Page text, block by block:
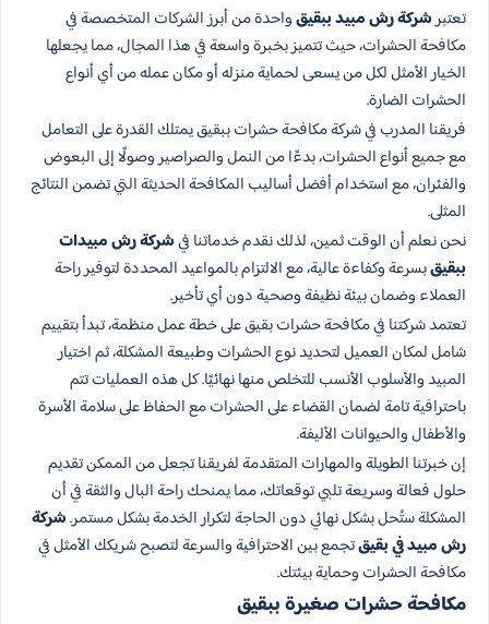
تعتبرشركة رش مبيد ببقيقواحدة من أبرز الشركات المتخصصة في
مكافحة الحشرات، حيث تتميز بخبرة واسعة في هذا المجال، مما يجعلها
الخيار الأمثل لكل من يسعى لحماية منزله أو مكان عمله من أي أنواع
الحشرات الضارة.
فريقنا المدرب في شركة مكافحة حشرات ببقيق يمتلك القدرة على التعامل
مع جميع أنواع الحشرات، بدءًا من النمل والصراصير وصولًا إلى البعوض
والفئران، مع استخدام أفضل أساليب المكافحة الحديثة التي تضمن النتائج
المثلى.
نحن نعلم أن الوقت ثمين، لذلك نقدم خدماتنا فيشركة رش مبيدات
ببقيقبسرعة وكفاءة عالية، مع الالتزام بالمواعيد المحددة لتوفير راحة
العملاء وضمان بيئة نظيفة وصحية دون أي تأخير.
تعتمد شركتنا في مكافحة حشرات بقيق على خطة عمل منظمة، تبدأ بتقييم
شامل لمكان العميل لتحديد نوع الحشرات وطبيعة المشكلة، ثم اختيار
المبيد والأسلوب الأنسب للتخلص منها نهائيًا. كل هذه العمليات تتم
باحترافية تامة لضمان القضاء على الحشرات مع الحفاظ على سلامة الأسرة
والأطفال والحيوانات الأليفة.
إن خبرتنا الطويلة والمهارات المتقدمة لفريقنا تجعل من الممكن تقديم
حلول فعالة وسريعة تلبي توقعاتك، مما يمنحك راحة البال والثقة في أن
المشكلة ستُحل بشكل نهائي دون الحاجة لتكرار الخدمة بشكل مستمر.شركة
رش مبيد في بقيقتجمع بين الاحترافية والسرعة لتصبح شريكك الأمثل في
مكافحة الحشرات وحماية بيئتك.
مكافحة حشرات صغيرة​ ببقيق